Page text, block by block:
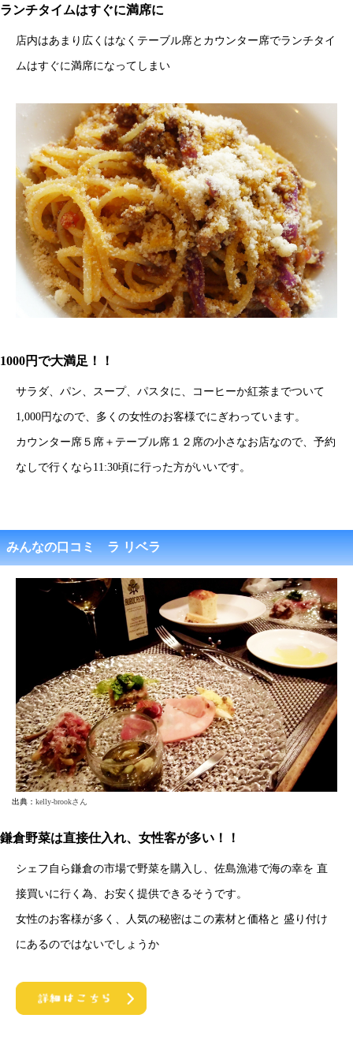
ランチタイムはすぐに満席に
店内はあまり広くはなくテーブル席とカウンター席でランチタイ
ムはすぐに満席になってしまい
1000円で大満足！！
サラダ、パン、スープ、パスタに、コーヒーか紅茶までついて
1,000円なので、多くの女性のお客様でにぎわっています。
カウンター席５席＋テーブル席１２席の小さなお店なので、予約
なしで行くなら11:30頃に行った方がいいです。
みんなの口コミ ラ リベラ
出典： kelly-brookさん
鎌倉野菜は直接仕入れ、女性客が多い！！
シェフ自ら鎌倉の市場で野菜を購入し、佐島漁港で海の幸を 直
接買いに行く為、お安く提供できるそうです。
女性のお客様が多く、人気の秘密はこの素材と価格と 盛り付け
にあるのではないでしょうか